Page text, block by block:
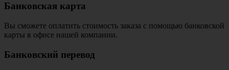
Банковская карта
Вы сможете оплатить стоимость заказа с помощью банковской
карты в офисе нашей компании.
Банковский перевод